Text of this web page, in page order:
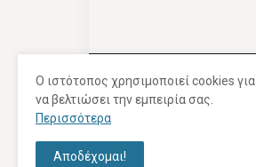
Ο ιστότοπος χρησιμοποιεί cookies για
να βελτιώσει την εμπειρία σας.
Περισσότερα
Αποδέχομαι!